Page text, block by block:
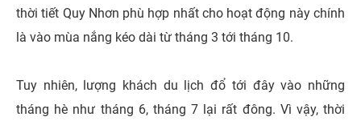
thời tiết Quy Nhơn phù hợp nhất cho hoạt động này chính
là vào mùa nắng kéo dài từ tháng 3 tới tháng 10.
Tuy nhiên, lượng khách du lịch đổ tới đây vào những
tháng hè như tháng 6, tháng 7 lại rất đông. Vì vậy, thời